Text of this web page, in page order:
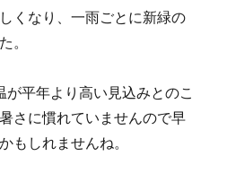
くなり、一雨ごとに新緑の
。
平年より高い見込みとのこ
さに慣れていませんので早
もしれませんね。